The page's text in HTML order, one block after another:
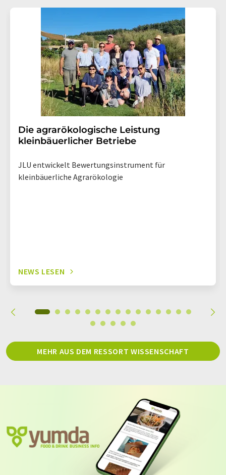
Die agrarökologische Leistung
kleinbäuerlicher Betriebe
JLU entwickelt Bewertungsinstrument für
kleinbäuerliche Agrarökologie
NEWS LESEN
MEHR AUS DEM RESSORT WISSENSCHAFT